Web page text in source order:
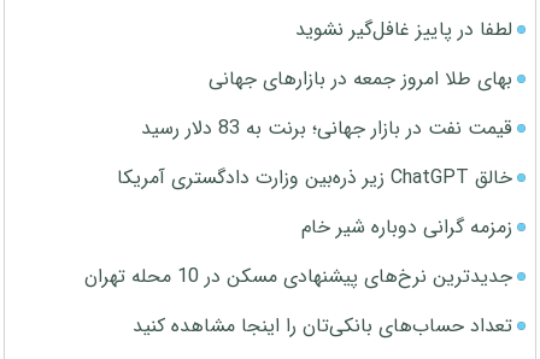
لطفا در پاییز غافل‌گیر نشوید
بهای طلا امروز جمعه در بازارهای جهانی
قیمت نفت در بازار جهانی؛ برنت به 83 دلار رسید
خالق ChatGPT زیر ذره‌بین وزارت دادگستری آمریکا
زمزمه گرانی دوباره شیر خام
جدیدترین نرخ‌های پیشنهادی مسکن در 10 محله تهران
تعداد حساب‌های بانکی‌تان را اینجا مشاهده کنید